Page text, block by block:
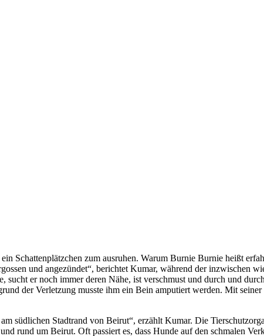
Schattenplätzchen zum ausruhen. Warum Burnie Burnie heißt
und angezündet“, berichtet Kumar, während der inzwischen
er noch immer deren Nähe, ist verschmust und durch und
der Verletzung musste ihm ein Bein amputiert werden. Mit
südlichen Stadtrand von Beirut“, erzählt Kumar. Die
rund um Beirut. Oft passiert es, dass Hunde auf den schmalen